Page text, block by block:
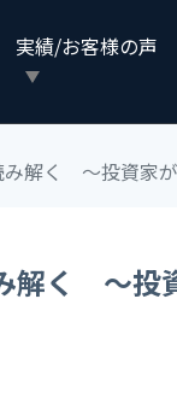
実績/お客様の声
解く ～投資家
解く ～投